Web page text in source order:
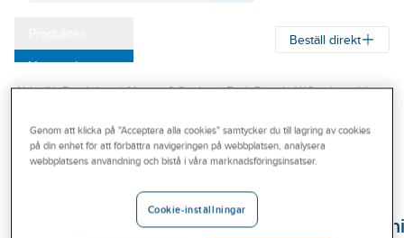
Varumärken
Outlet
Branscher
Beställ direkt
Ahlsell Produkter Värme & Sanitet
Bad, Dusch, WC och möbler
Reservdelar blandare
Reservdelar Gustavsberg ettgreppsblandare
Spak för
Genom att klicka på "Acceptera alla cookies" samtycker du till lagring av cookies
på din enhet för att förbättra navigeringen på webbplatsen, analysera
webbplatsens användning och bistå i våra marknadsföringsinsatser.
Cookie-inställningar